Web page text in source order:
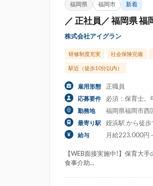
福岡県 福岡市 新着
／ 正社員／ 福岡県 福
株式会社アイグラン
研修制度充実 社会保険完備
駅近（徒歩10分以内）
雇用形態 正職員
応募要件 必須：保育士。
勤務地 福岡県福岡市西
最寄り駅 姪浜駅 から徒
給与 月給223,000円
【WEB面接実施中!】保育大
食事介助...